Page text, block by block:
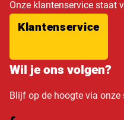
Onze klantenservice staat
Klantenservice
Wil je ons volgen?
Blijf op de hoogte via